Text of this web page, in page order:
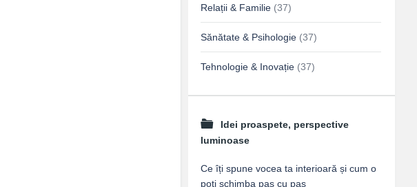
Relații & Familie (37)
Sănătate & Psihologie (37)
Tehnologie & Inovație (37)
Idei proaspete, perspective
luminoase
Ce îți spune vocea ta interioară și cum o
poți schimba pas cu pas